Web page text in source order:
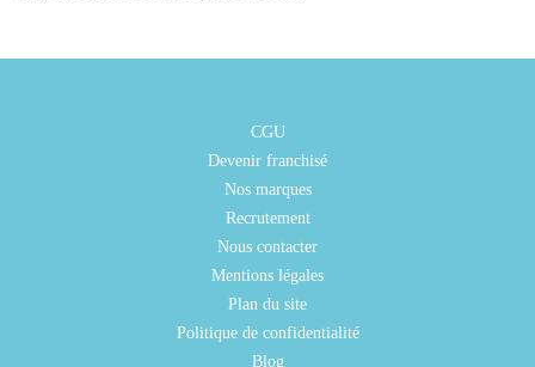
CGU
Devenir franchisé
Nos marques
Recrutement
Nous contacter
Mentions légales
Plan du site
Politique de confidentialité
Blog